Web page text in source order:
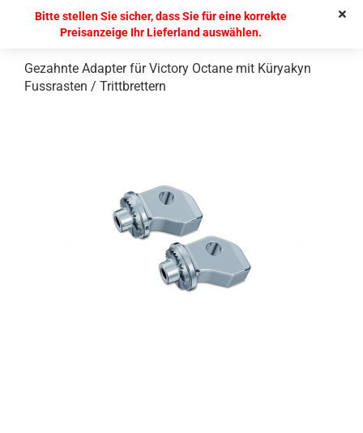
Bitte stellen Sie sicher, dass Sie für eine korrekte
Preisanzeige Ihr Lieferland auswählen.
Gezahnte Adapter für Victory Octane mit Küryakyn
Fussrasten / Trittbrettern